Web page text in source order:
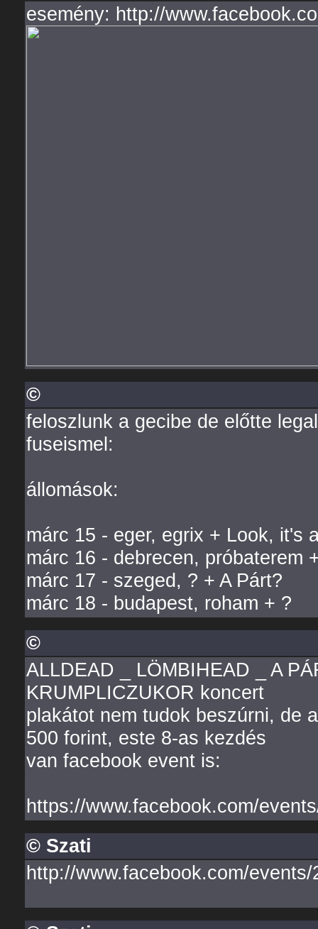
esemény: http://
©
feloszlunk a gecibe de előtte
fuseismel:
állomások:
márc 15 - eger, egrix + Look, it's
márc 16 - debrecen, próbaterem
márc 17 - szeged, ? + A Párt?
márc 18 - budapest, roham + ?
©
ALLDEAD _ LÖMBIHEAD _ A
KRUMPLICZUKOR koncert
plakátot nem tudok beszúrni, de
500 forint, este 8-as kezdés
van facebook event is:
https://www.facebook.com/
© Szati
http://www.facebook.com/